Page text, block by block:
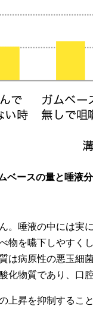
ベースの量と唾液
。唾液の中には実
物を嚥下しやすく
は病原性の悪玉細
化物質であり、口
上昇を抑制するこ